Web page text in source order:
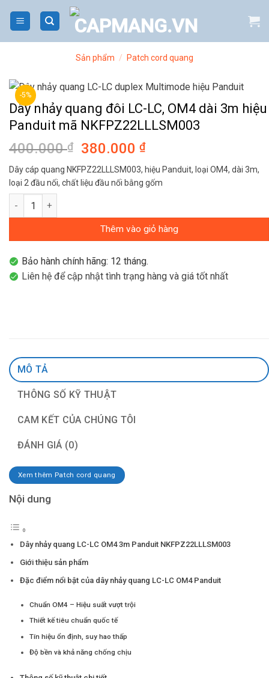
Sản phẩm / Patch cord quang
-5%
Dây nhảy quang đôi LC-LC, OM4 dài 3m hiệu
Panduit mã NKFPZ22LLLSM003
400.000₫
Giá
gốc
là:
400.000 ₫.
380.000₫Giá
hiện
tại
là:
Dây cáp quang NKFPZ22LLLSM003, hiệu Panduit, loại OM4, dài 3m,
loại 2 đầu nối, chất liệu đầu nối bằng gốm
Dây nhảy quang đôi LC-LC, OM4 dài 3m hiệu Panduit mã
Thêm vào giỏ hàng
Bảo hành chính hãng: 12 tháng.
Liên hệ để cập nhật tình trạng hàng và giá tốt nhất
MÔ TẢ
THÔNG SỐ KỸ THUẬT
CAM KẾT CỦA CHÚNG TÔI
ĐÁNH GIÁ (0)
Xem thêm Patch cord quang
Nội dung
Dây nhảy quang LC-LC OM4 3m Panduit NKFPZ22LLLSM003
Giới thiệu sản phẩm
Đặc điểm nổi bật của dây nhảy quang LC-LC OM4 Panduit
Chuẩn OM4 – Hiệu suất vượt trội
Thiết kế tiêu chuẩn quốc tế
Tín hiệu ổn định, suy hao thấp
Độ bền và khả năng chống chịu